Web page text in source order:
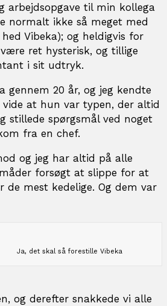
arbejdsopgave til min kollega
normalt ikke så meget med
Vibeka); og heldigvis for
ret hysterisk, og tillige
i sit udtryk.
gennem 20 år, og jeg kendte
at hun var typen, der altid
stillede spørgsmål ved noget
fra en chef.
og jeg har altid på alle
forsøgt at slippe for at
de mest kedelige. Og dem var
Ja, det skal så forestille Vibeka
og derefter snakkede vi alle